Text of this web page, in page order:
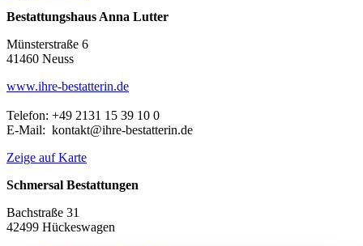
Bestattungshaus Anna Lutter
Münsterstraße 6
41460 Neuss
www.ihre-bestatterin.de
Telefon: +49 2131 15 39 10 0
E-Mail: kontakt@ihre-bestatterin.de
Zeige auf Karte
Schmersal Bestattungen
Bachstraße 31
42499 Hückeswagen